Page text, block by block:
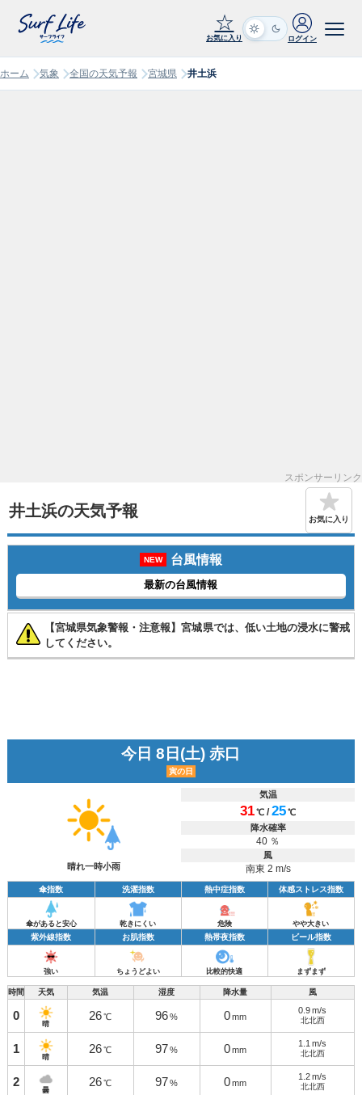
☆
お気に入り ログイン
ホーム 気象 全国の天気予報 宮城県 井土浜
スポンサーリンク
井土浜の天気予報 お気に入り
NEW 台風情報
最新の台風情報
【宮城県気象警報・注意報】宮城県では、低い土地の浸水に警戒
してください。
今日 8日(土) 赤口
寅の日
晴れ一時小雨
気温
31℃ /25℃
降水確率
40 ％
風
南東 2 m/s
傘指数 洗濯指数 熱中症指数 体感ストレス指数
傘があると安心 乾きにくい 危険 やや大きい
紫外線指数 お肌指数 熱帯夜指数 ビール指数
強い ちょうどよい 比較的快適 まずまず
時間 天気 気温 湿度 降水量 風
0
晴
26 ℃ 96 % 0 mm
0.9 m/s
北北西
1
晴
26 ℃ 97 % 0 mm
1.1 m/s
北北西
2
曇
26 ℃ 97 % 0 mm
1.2 m/s
北北西